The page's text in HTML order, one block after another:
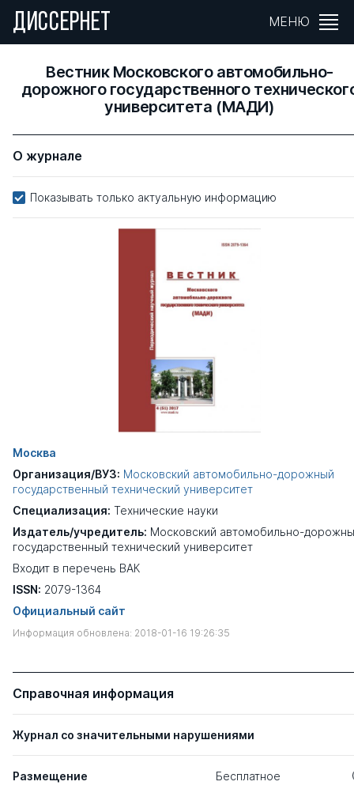
ДИССЕРНЕТ МЕНЮ
Вестник Московского автомобильно-
дорожного государственного
университета (МАДИ)
О журнале
Показывать только актуальную информацию
Москва
Организация/ВУЗ: Московский автомобильно-дорожный
государственный технический университет
Специализация: Технические науки
Издатель/учредитель: Московский автомобильно-
государственный технический университет
Входит в перечень ВАК
ISSN: 2079-1364
Официальный сайт
Информация обновлена: 2018-01-16 19:26:35
Справочная информация
Журнал со значительными нарушениями
Размещение Бесплатное